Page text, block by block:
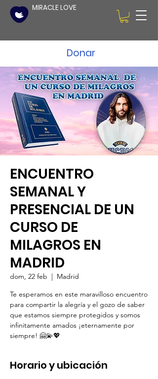
MIRACLE LOVE
Donar
ENCUENTRO
SEMANAL Y
PRESENCIAL DE UN
CURSO DE
MILAGROS EN
MADRID
dom, 22 feb
  |
Madrid
Te esperamos en este maravilloso encuentro
para compartir la alegría y el gozo de saber
que estamos siempre protegidos y somos
infinitamente amados ¡eternamente por
Horario y ubicación